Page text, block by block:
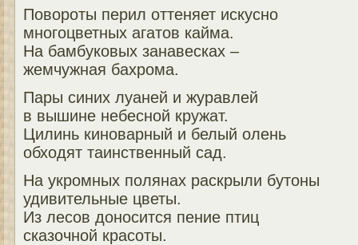
Повороты перил оттеняет искусно
многоцветных агатов кайма.
На бамбуковых занавесках –
жемчужная бахрома.
Пары синих луаней и журавлей
в вышине небесной кружат.
Цилинь киноварный и белый олень
обходят таинственный сад.
На укромных полянах раскрыли бутоны
удивительные цветы.
Из лесов доносится пение птиц
сказочной красоты.